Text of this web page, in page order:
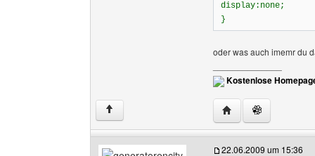
display:none;
}
oder was auch imemr du
Kostenlose
↑ Website dieses
22.06.2009 um 15:36